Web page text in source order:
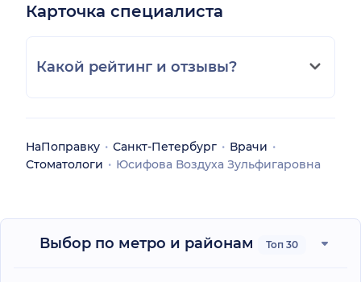
Карточка специалиста
Какой рейтинг и отзывы?
НаПоправку Санкт-Петербург
Врачи
Стоматологи
Юсифова Воздуха Зульфигаровна
Выбор по метро и районам Топ 30